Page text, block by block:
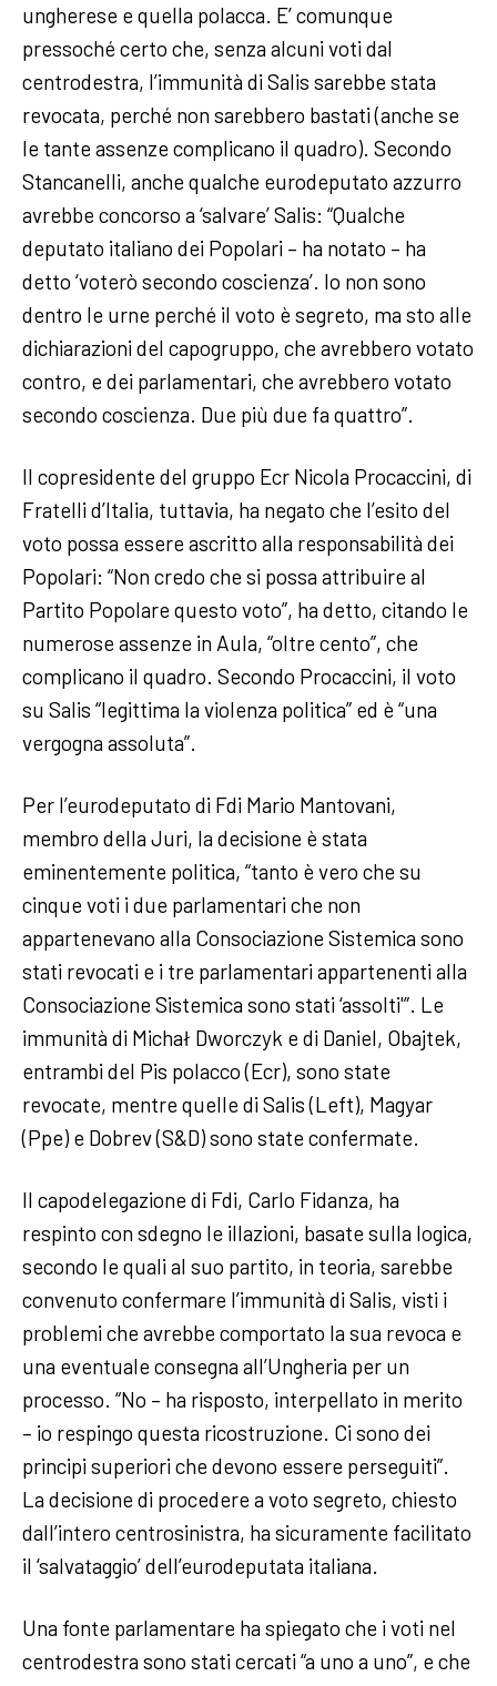
ungherese e quella polacca. E’ comunque
pressoché certo che, senza alcuni voti dal
centrodestra, l’immunità di Salis sarebbe stata
revocata, perché non sarebbero bastati (anche se
le tante assenze complicano il quadro). Secondo
Stancanelli, anche qualche eurodeputato azzurro
avrebbe concorso a ‘salvare’ Salis: “Qualche
deputato italiano dei Popolari – ha notato – ha
detto ‘voterò secondo coscienza’. Io non sono
dentro le urne perché il voto è segreto, ma sto alle
dichiarazioni del capogruppo, che avrebbero votato
contro, e dei parlamentari, che avrebbero votato
secondo coscienza. Due più due fa quattro”.
Il copresidente del gruppo Ecr Nicola Procaccini, di
Fratelli d’Italia, tuttavia, ha negato che l’esito del
voto possa essere ascritto alla responsabilità dei
Popolari: “Non credo che si possa attribuire al
Partito Popolare questo voto”, ha detto, citando le
numerose assenze in Aula, “oltre cento”, che
complicano il quadro. Secondo Procaccini, il voto
su Salis “legittima la violenza politica” ed è “una
vergogna assoluta”.
Per l’eurodeputato di Fdi Mario Mantovani,
membro della Juri, la decisione è stata
eminentemente politica, “tanto è vero che su
cinque voti i due parlamentari che non
appartenevano alla Consociazione Sistemica sono
stati revocati e i tre parlamentari appartenenti alla
Consociazione Sistemica sono stati ‘assolti'”. Le
immunità di Michał Dworczyk e di Daniel, Obajtek,
entrambi del Pis polacco (Ecr), sono state
revocate, mentre quelle di Salis (Left), Magyar
(Ppe) e Dobrev (S&D) sono state confermate.
Il capodelegazione di Fdi, Carlo Fidanza, ha
respinto con sdegno le illazioni, basate sulla logica,
secondo le quali al suo partito, in teoria, sarebbe
convenuto confermare l’immunità di Salis, visti i
problemi che avrebbe comportato la sua revoca e
una eventuale consegna all’Ungheria per un
processo. “No – ha risposto, interpellato in merito
– io respingo questa ricostruzione. Ci sono dei
principi superiori che devono essere perseguiti”.
La decisione di procedere a voto segreto, chiesto
dall’intero centrosinistra, ha sicuramente facilitato
il ‘salvataggio’ dell’eurodeputata italiana.
Una fonte parlamentare ha spiegato che i voti nel
centrodestra sono stati cercati “a uno a uno”, e che